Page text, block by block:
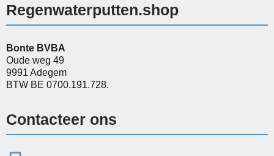
Regenwaterputten.shop
Bonte BVBA
Oude weg 49
9991 Adegem
BTW BE 0700.191.728.
Contacteer ons